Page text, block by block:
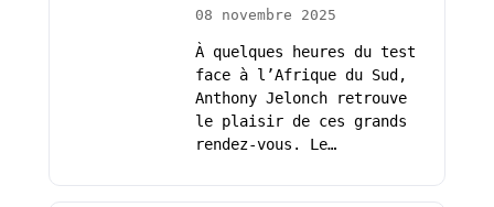
08 novembre 2025
À quelques heures du test
face à l’Afrique du Sud,
Anthony Jelonch retrouve
le plaisir de ces grands
rendez-vous. Le…